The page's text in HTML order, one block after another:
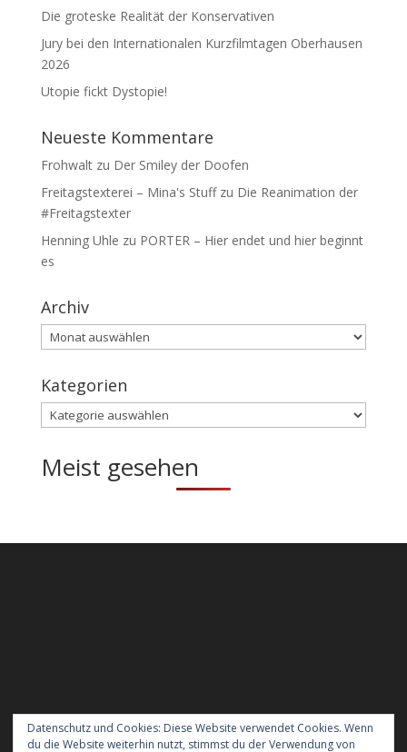
Die groteske Realität der Konservativen
Jury bei den Internationalen Kurzfilmtagen Oberhausen
2026
Utopie fickt Dystopie!
Neueste Kommentare
Frohwaltzu Der Smiley der Doofen
Freitagstexterei – Mina's Stuffzu Die Reanimation der
#Freitagstexter
Henning Uhle zu PORTER – Hier endet und hier beginnt
es
Archiv
Archiv
Kategorien
Kategorien
Meist gesehen
Datenschutz und Cookies: Diese Website verwendet Cookies. Wenn
du die Website weiterhin nutzt, stimmst du der Verwendung von